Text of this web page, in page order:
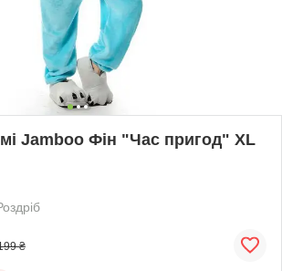
Jamboo Фін "Час пригод" XL
₴